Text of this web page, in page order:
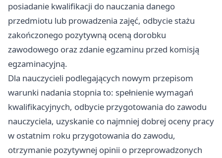
posiadanie kwalifikacji do nauczania danego
przedmiotu lub prowadzenia zajęć, odbycie stażu
zakończonego pozytywną oceną dorobku
zawodowego oraz zdanie egzaminu przed komisją
egzaminacyjną.
Dla nauczycieli podlegających nowym przepisom
warunki nadania stopnia to: spełnienie wymagań
kwalifikacyjnych, odbycie przygotowania do zawodu
nauczyciela, uzyskanie co najmniej dobrej oceny pracy
w ostatnim roku przygotowania do zawodu,
otrzymanie pozytywnej opinii o przeprowadzonych